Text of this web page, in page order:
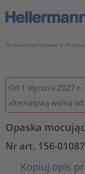
Strona internetowa >
Od 1 stycznia 2027
alternatywą wolną od
Opaska
Nr art. 156-01087
Kopiuj opis